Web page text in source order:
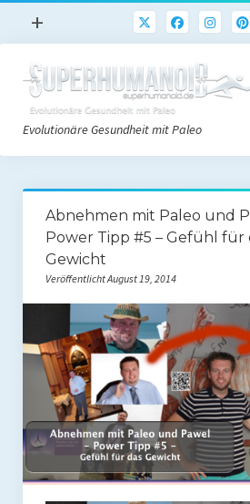
Menü
öffnen
+
Paleo
Rezepte
Sport
Gehirn
Freeletics
Podcast
Evolutionäre Gesundheit mit Paleo
Paleo Start
Paleo Grundlagen 2.0
Quick-Start Paleo Guide
Einkaufsliste
Paleo-Einkaufsliste.de
Literatur
Coaching
Shop
Abnehmen mit Paleo und
Power Tipp #5 – Gefühl für
Gewicht
Veröffentlicht August 19, 2014